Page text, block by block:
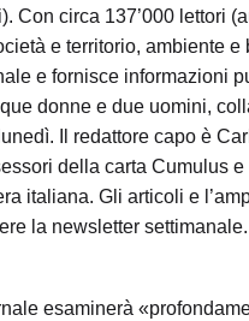
Con circa 137’000 lettori
e territorio, ambiente
e fornisce informazioni
donne e due uomini,
Il redattore capo è
della carta Cumulus
italiana. Gli articoli e
la newsletter settimanale.
esaminerà